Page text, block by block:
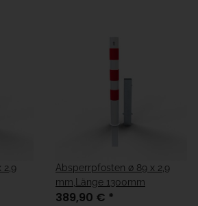
2,9
Absperrpfosten ø 89 x 2,9
mm,Länge 1300mm
389,90 € *